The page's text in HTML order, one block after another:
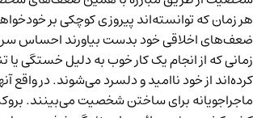
هر زمان که توانسته‌اند پیروزی کوچکی بر
ضعف‌های اخلاقی خود بدست بیاورند احساس
زمانی که از انجام یک کار خوب به دلیل خستگی
کرده‌اند از خود ناامید و دلسرد می‌شوند. در واقع
ماجراجویانه برای ساختن شخصیت می‌بینند.